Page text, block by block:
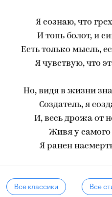
Я сознаю, что
И топь болот, и
Есть только мысль,
Я чувствую, что
Но, видя в жизни
Создатель, я
И, весь дрожа от
Живя у самого
Я ранен
Все классики Все